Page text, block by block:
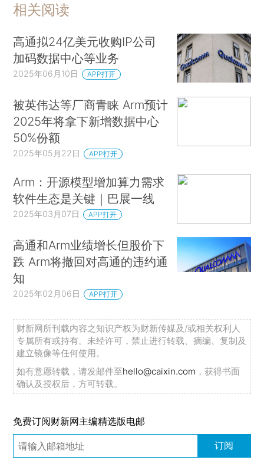
相关阅读
高通拟24亿美元收购IP公司
加码数据中心等业务
2025年06月10日 APP打开
被英伟达等厂商青睐 Arm预计
2025年将拿下新增数据中心
50%份额
2025年05月22日 APP打开
Arm：开源模型增加算力需求
软件生态是关键｜巴展一线
2025年03月07日 APP打开
高通和Arm业绩增长但股价下
跌 Arm将撤回对高通的违约通
知
2025年02月06日 APP打开
财新网所刊载内容之知识产权为财新传媒及/或相关权利人
专属所有或持有。未经许可，禁止进行转载、摘编、复制及
建立镜像等任何使用。
如有意愿转载，请发邮件至hello@caixin.com ，获得书面
确认及授权后，方可转载。
免费订阅财新网主编精选版电邮
订阅